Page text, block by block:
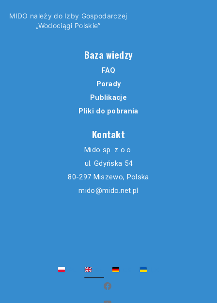
MIDO należy do Izby Gospodarczej
„Wodociągi Polskie”
Baza wiedzy
FAQ
Porady
Publikacje
Pliki do pobrania
Kontakt
Mido sp. z o.o.
ul. Gdyńska 54
80-297 Miszewo, Polska
mido@mido.net.pl
(opens in new window)